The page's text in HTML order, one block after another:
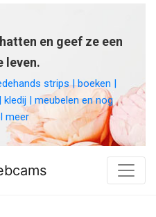
en geef ze een
leven.
strips | boeken |
| meubelen en nog
meer